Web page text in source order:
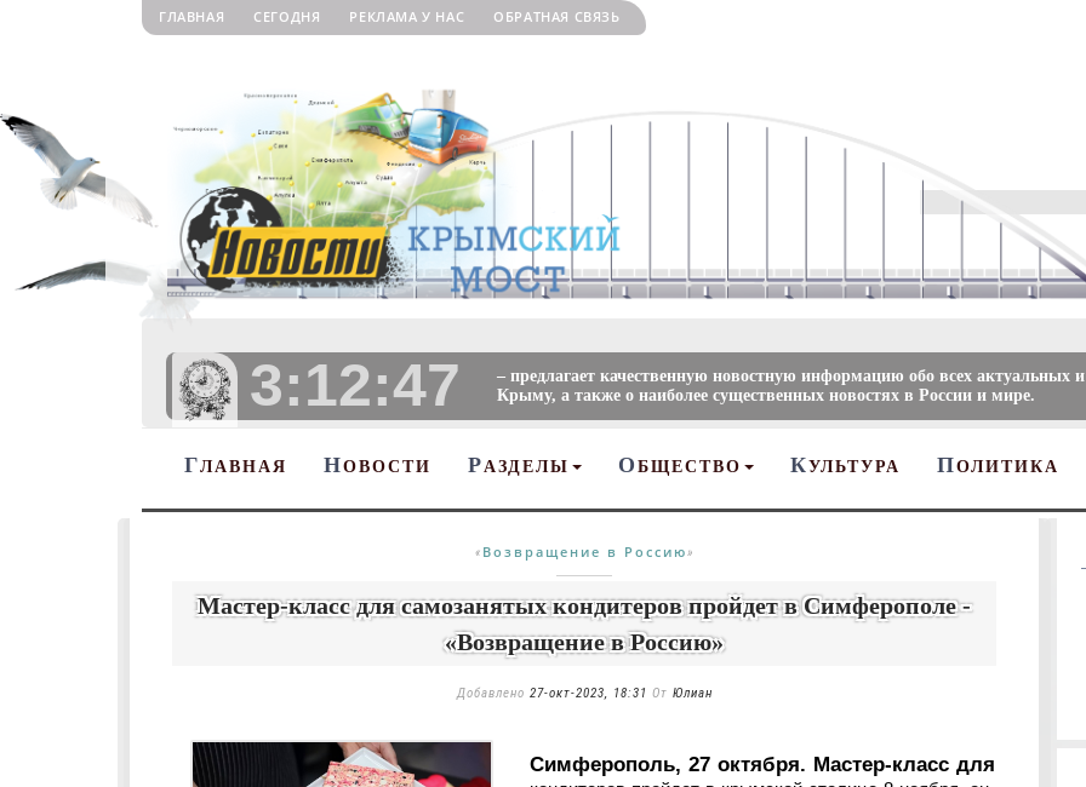
ГЛАВНАЯ СЕГОДНЯ РЕКЛАМА У НАС ОБРАТНАЯ СВЯЗЬ
3:12:48
– предлагает качественную новостную информацию обо всех актуальных
Крыму, а также о наиболее существенных новостях в России и мире.
ГЛАВНАЯ НОВОСТИ Р АЗДЕЛЫ О БЩЕСТВО КУЛЬТУРА ПОЛИТИКА
« Возвращение в Россию»
Мастер-класс для самозанятых кондитеров пройдет в Симферополе -
«Возвращение в Россию»
Добавлено 27-окт-2023, 18:31 От Юлиан
Симферополь, 27 октября. Мастер-класс для